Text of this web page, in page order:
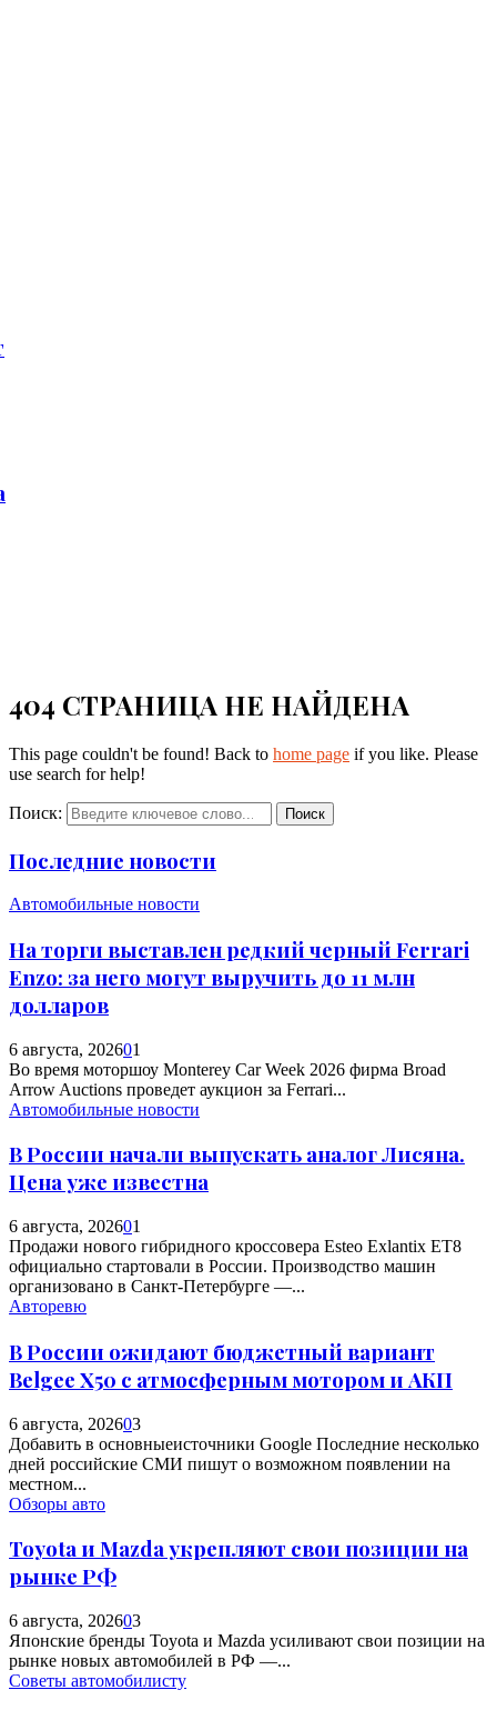
404 СТРАНИЦА НЕ НАЙДЕНА
This page couldn't be found! Back to home page if you like. Please
use search for help!
Поиск: Поиск
Последние новости
Автомобильные новости
На торги выставлен редкий черный Ferrari
Enzo: за него могут выручить до 11 млн
долларов
6 августа, 202601
Во время моторшоу Monterey Car Week 2026 фирма Broad
Arrow Auctions проведет аукцион за Ferrari...
Автомобильные новости
В России начали выпускать аналог Лисяна.
Цена уже известна
6 августа, 202601
Продажи нового гибридного кроссовера Esteo Exlantix ET8
официально стартовали в России. Производство машин
организовано в Санкт-Петербурге —...
Авторевю
В России ожидают бюджетный вариант
Belgee X50 с атмосферным мотором и АКП
6 августа, 202603
Добавить в основныеисточники Google Последние несколько
дней российские СМИ пишут о возможном появлении на
местном...
Обзоры авто
Toyota и Mazda укрепляют свои позиции на
рынке РФ
6 августа, 202603
Японские бренды Toyota и Mazda усиливают свои позиции на
рынке новых автомобилей в РФ —...
Советы автомобилисту